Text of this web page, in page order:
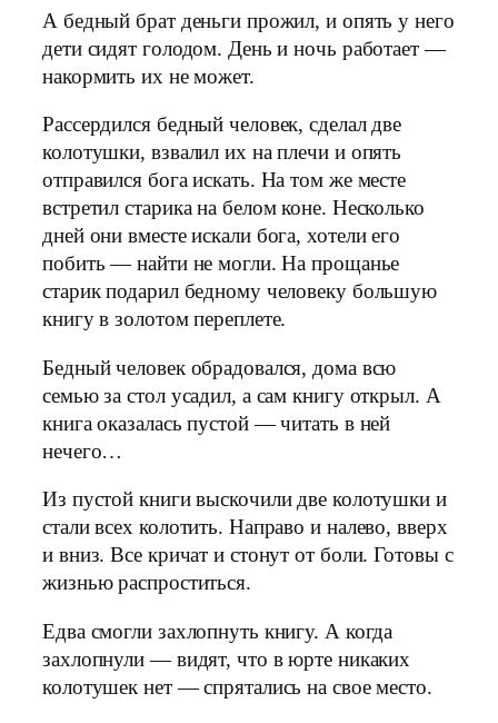
А бедный брат деньги прожил, и опять у него
дети сидят голодом. День и ночь работает —
накормить их не может.
Рассердился бедный человек, сделал две
колотушки, взвалил их на плечи и опять
отправился бога искать. На том же месте
встретил старика на белом коне. Несколько
дней они вместе искали бога, хотели его
побить — найти не могли. На прощанье
старик подарил бедному человеку большую
книгу в золотом переплете.
Бедный человек обрадовался, дома всю
семью за стол усадил, а сам книгу открыл. А
книга оказалась пустой — читать в ней
нечего…
Из пустой книги выскочили две колотушки и
стали всех колотить. Направо и налево, вверх
и вниз. Все кричат и стонут от боли. Готовы с
жизнью распроститься.
Едва смогли захлопнуть книгу. А когда
захлопнули — видят, что в юрте никаких
колотушек нет — спрятались на свое место.